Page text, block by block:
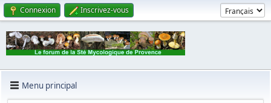
Connexion Inscrivez-vous
Menu principal